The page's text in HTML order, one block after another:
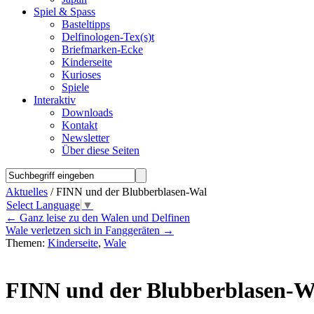
Spiel & Spass
Basteltipps
Delfinologen-Tex(s)t
Briefmarken-Ecke
Kinderseite
Kurioses
Spiele
Interaktiv
Downloads
Kontakt
Newsletter
Über diese Seiten
Aktuelles / FINN und der Blubberblasen-Wal
Select Language ▼
← Ganz leise zu den Walen und Delfinen
Wale verletzen sich in Fanggeräten →
Themen: Kinderseite, Wale
FINN und der Blubberblasen-